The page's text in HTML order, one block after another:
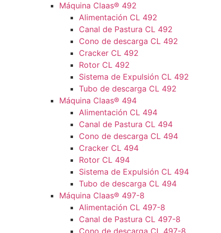
Máquina Claas® 492
Alimentación CL 492
Canal de Pastura CL 492
Cono de descarga CL 492
Cracker CL 492
Rotor CL 492
Sistema de Expulsión CL 492
Tubo de descarga CL 492
Máquina Claas® 494
Alimentación CL 494
Canal de Pastura CL 494
Cono de descarga CL 494
Cracker CL 494
Rotor CL 494
Sistema de Expulsión CL 494
Tubo de descarga CL 494
Máquina Claas® 497-8
Alimentación CL 497-8
Canal de Pastura CL 497-8
Cono de descarga CL 497-8